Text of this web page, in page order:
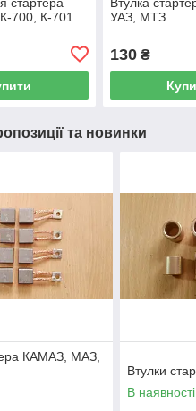
700, К-701.
УАЗ, МТЗ
130₴
та новинки
КАМАЗ, МАЗ,
Втулки
В наявності